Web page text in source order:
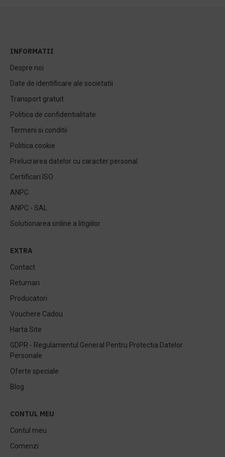
INFORMATII
Despre noi
Date de identificare ale societatii
Transport gratuit
Politica de confidentialitate
Termeni si conditii
Politica cookie
Prelucrarea datelor cu caracter personal
Certificari ISO
ANPC
ANPC - SAL
Solutionarea online a litigiilor
EXTRA
Contact
Returnari
Producatori
Vouchere Cadou
Harta Site
GDPR - Regulamentul General Pentru Protectia Datelor
Personale
Oferte speciale
Blog
CONTUL MEU
Contul meu
Comenzi